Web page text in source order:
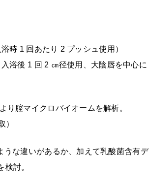
時 1 回あたり 2 プッシュ使用）
浴後 1 回 2 ㎝径使用、大陰唇を中心に
り腟マイクロバイオームを解析。
）
な違いがあるか、加えて乳酸菌含有デ
討。